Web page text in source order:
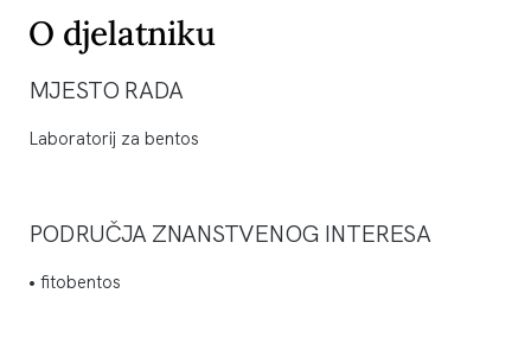
O djelatniku
MJESTO RADA
Laboratorij za bentos
PODRUČJA ZNANSTVENOG INTERESA
• fitobentos